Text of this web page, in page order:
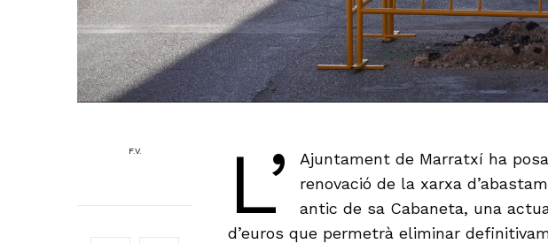
F.V. L’
Ajuntament de Marratxí ha
renovació de la xarxa
antic de sa Cabaneta, una
d’euros que permetrà eliminar